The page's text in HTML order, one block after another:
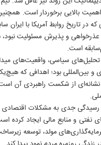
بالایی برخوردار است.
در تاریخ روابط آمریکا با ایران
و پذیرش مسئولیت نبود،
است.
تحلیل‌های سیاسی، واقعیت‌های
بین‌المللی بود؛ اهدافی که
نشانه‌ای از شکست راهبردی آن
جدی به مشکلات
و منابع مالی ایجاد کرده
مولد، توسعه
روزنامه ها
روزنامه ایران
ایران ورزشی
الوفاق
IRAN DAILY
ایران
ایران